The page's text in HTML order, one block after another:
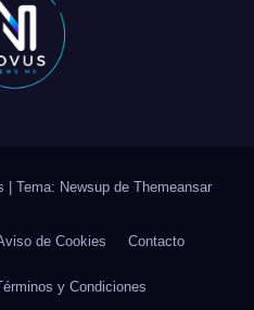
Tema: Newsup de Themeansar
de Cookies Contacto
y Condiciones